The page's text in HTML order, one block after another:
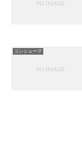
コンシューマ